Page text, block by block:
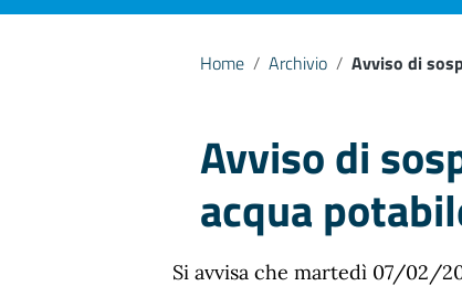
Home / Archivio / Avviso di
Avviso di
acqua
Si avvisa che martedì 07/02/